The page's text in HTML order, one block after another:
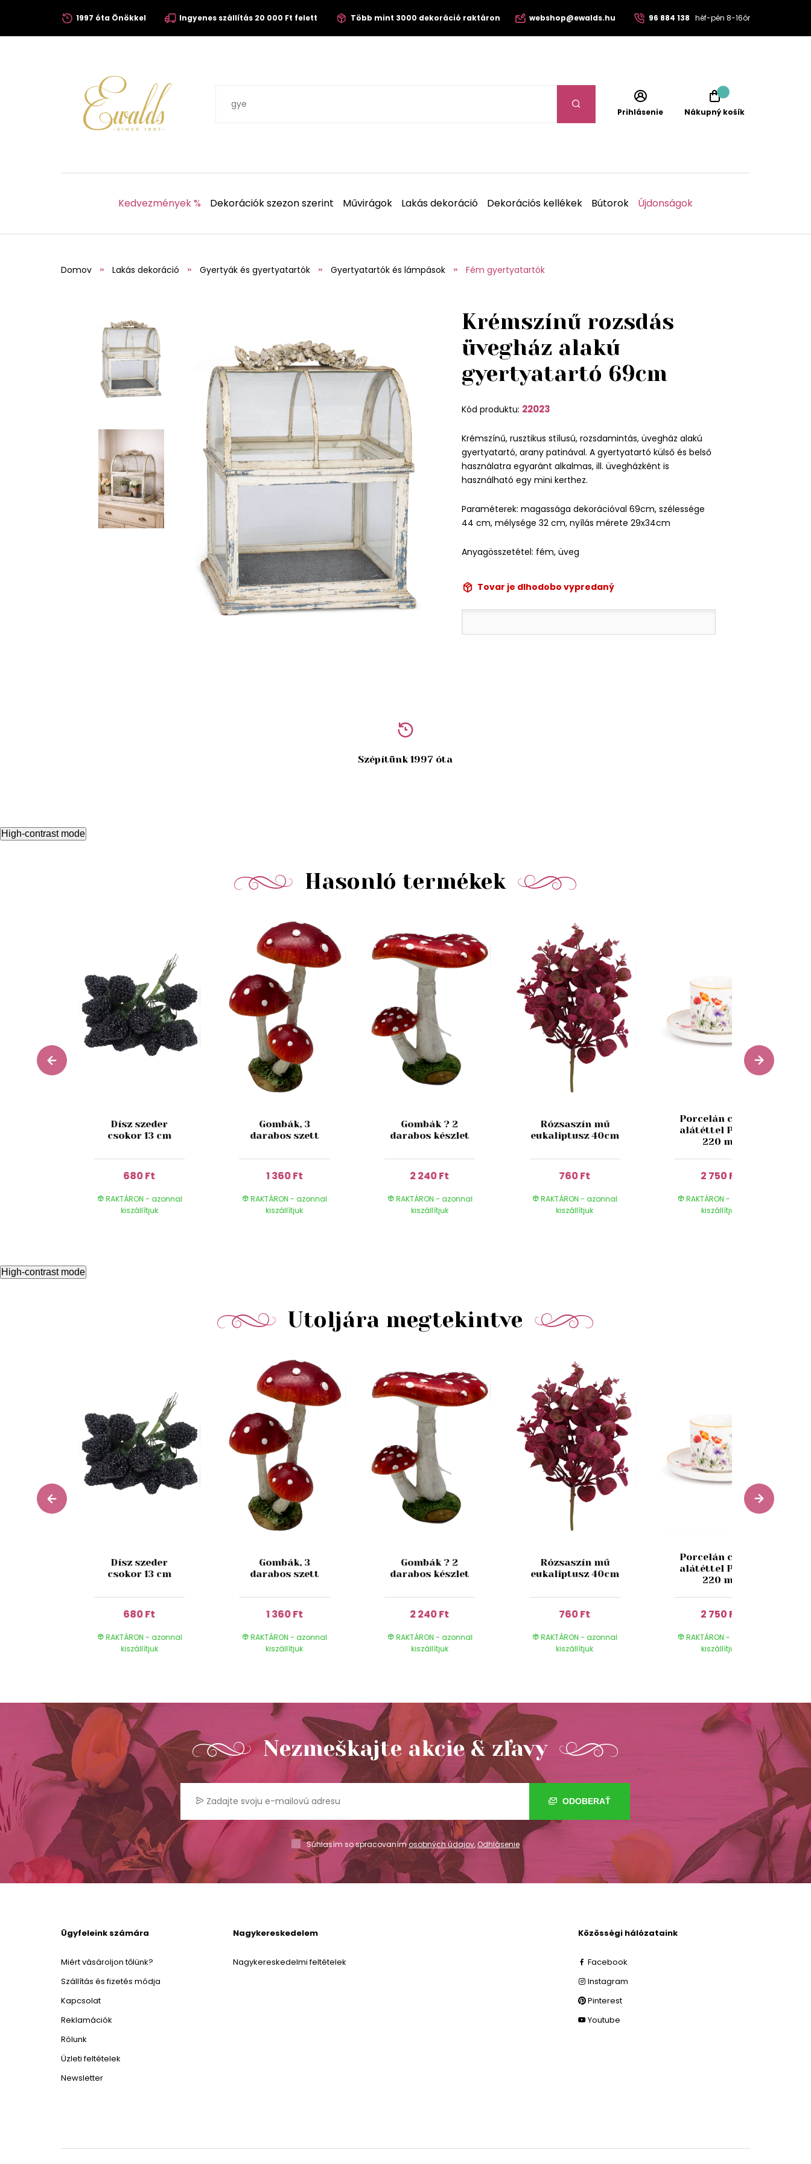
1997 óta Önökkel Ingyenes szállítás 20 000 Ft felett Több mint 3000 dekoráció raktáron webshop@ewalds.hu 96 884 138 héf-pén 8-16ór
Prihlásenie Nákupný košík
Kedvezmények % Dekorációk szezon szerint Művirágok Lakás dekoráció Dekorációs kellékek Bútorok Újdonságok
Domov Lakás dekoráció Gyertyák és gyertyatartók Gyertyatartók és lámpások Fém gyertyatartók
Krémszínű rozsdás
üvegház alakú
gyertyatartó 69cm
Kód produktu: 22023
Krémszínű, rusztikus stílusú, rozsdamintás, üvegház alakú
gyertyatartó, arany patinával. A gyertyatartó külső és belső
használatra egyaránt alkalmas, ill. üvegházként is
használható egy mini kerthez.
Paraméterek: magassága dekorációval 69cm, szélessége
44 cm, mélysége 32 cm, nyílás mérete 29x34cm
Anyagösszetétel: fém, üveg
Tovar je dlhodobo vypredaný
Szépítünk 1997 óta
High-contrast mode
Hasonló termékek
Dísz szeder
csokor 13 cm
680 Ft
RAKTÁRON - azonnal
kiszállítjuk
Gombák, 3
darabos szett
1 360 Ft
RAKTÁRON - azonnal
kiszállítjuk
Gombák ? 2
darabos készlet
2 240 Ft
RAKTÁRON - azonnal
kiszállítjuk
Rózsaszín mű
eukaliptusz 40cm
760 Ft
RAKTÁRON - azonnal
kiszállítjuk
Porcelán csésze
alátéttel Pipacs
220 ml
2 750 Ft
RAKTÁRON - azonnal
kiszállítjuk
High-contrast mode
Utoljára megtekintve
Dísz szeder
csokor 13 cm
680 Ft
RAKTÁRON - azonnal
kiszállítjuk
Gombák, 3
darabos szett
1 360 Ft
RAKTÁRON - azonnal
kiszállítjuk
Gombák ? 2
darabos készlet
2 240 Ft
RAKTÁRON - azonnal
kiszállítjuk
Rózsaszín mű
eukaliptusz 40cm
760 Ft
RAKTÁRON - azonnal
kiszállítjuk
Porcelán csésze
alátéttel Pipacs
220 ml
2 750 Ft
RAKTÁRON - azonnal
kiszállítjuk
Nezmeškajte akcie & zľavy
ODOBERAŤ
Súhlasím so spracovanímosobných údajov,Odhlásenie
Ügyfeleink számára
Miért vásároljon tőlünk?
Szállítás és fizetés módja
Kapcsolat
Reklamációk
Rólunk
Üzleti feltételek
Newsletter
Nagykereskedelem
Nagykereskedelmi feltételek
Közösségi hálózataink
Facebook
Instagram
Pinterest
Youtube